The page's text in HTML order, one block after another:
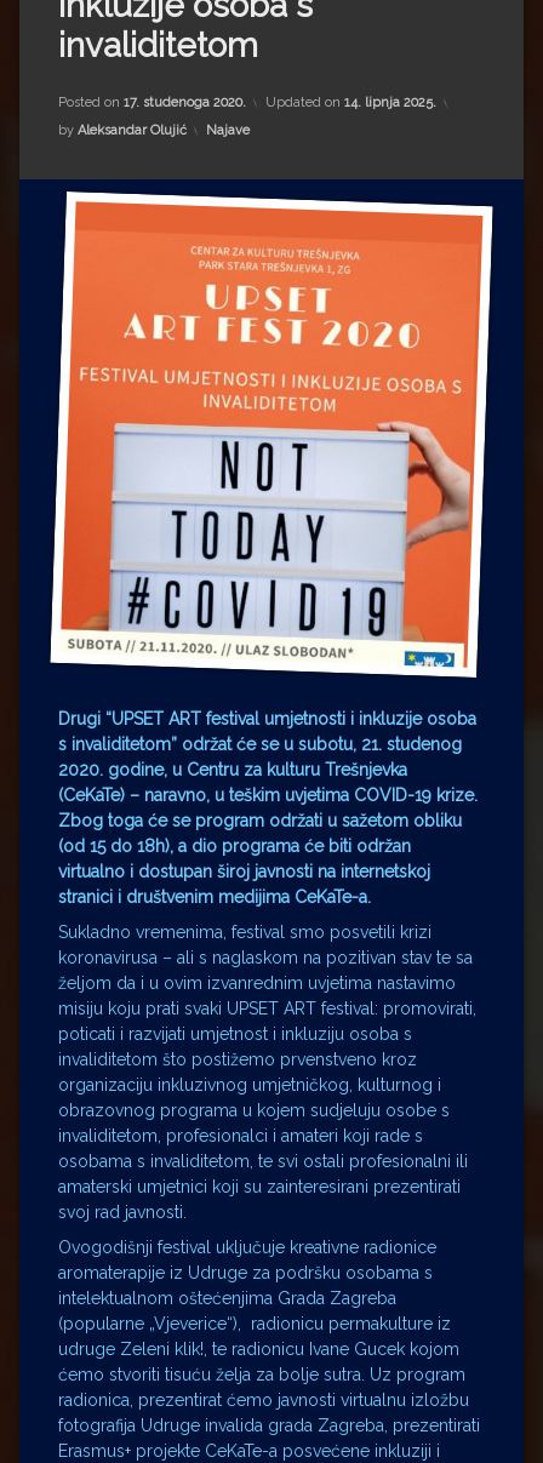
Impressum
Milenko Strižak
Drugi autori
Drugi autori
Matea Andrić
Ljiljana Lekanić-Kljaić
Željko Krznarić
Mario Lovreković
Miroslav Šantek
invaliditetom
Posted on 17. studenoga 2020. Updated on 14. lipnja 2025.
by Aleksandar Olujić Kategorije:
Najave
Drugi “UPSET ART festival umjetnosti i inkluzije osoba
s invaliditetom” održat će se u subotu, 21. studenog
2020. godine, u Centru za kulturu Trešnjevka
(CeKaTe) – naravno, u teškim uvjetima COVID-19 krize.
Zbog toga će se program održati u sažetom obliku
(od 15 do 18h), a dio programa će biti održan
virtualno i dostupan široj javnosti na internetskoj
stranici i društvenim medijima CeKaTe-a.
Sukladno vremenima, festival smo posvetili krizi
koronavirusa – ali s naglaskom na pozitivan stav te sa
željom da i u ovim izvanrednim uvjetima nastavimo
misiju koju prati svaki UPSET ART festival: promovirati,
poticati i razvijati umjetnost i inkluziju osoba s
invaliditetom što postižemo prvenstveno kroz
organizaciju inkluzivnog umjetničkog, kulturnog i
obrazovnog programa u kojem sudjeluju osobe s
invaliditetom, profesionalci i amateri koji rade s
osobama s invaliditetom, te svi ostali profesionalni ili
amaterski umjetnici koji su zainteresirani prezentirati
svoj rad javnosti.
Ovogodišnji festival uključuje kreativne radionice
aromaterapije iz Udruge za podršku osobama s
intelektualnom oštećenjima Grada Zagreba
(popularne „Vjeverice“), radionicu permakulture iz
udruge Zeleni klik!, te radionicu Ivane Gucek kojom
ćemo stvoriti tisuću želja za bolje sutra. Uz program
radionica, prezentirat ćemo javnosti virtualnu izložbu
fotografija Udruge invalida grada Zagreba, prezentirati
Erasmus+ projekte CeKaTe-a posvećene inkluziji i